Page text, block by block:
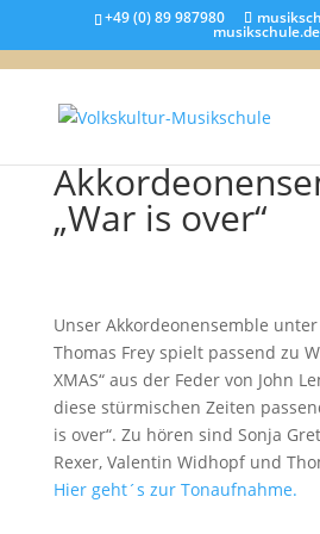
+49 (0) 89 987980
musikschule.de
„War is over“
Unser Akkordeonensemble
Thomas Frey spielt passend zu
XMAS“ aus der Feder von John
diese stürmischen Zeiten
is over“. Zu hören sind Sonja
Rexer, Valentin Widhopf und
Hier geht´s zur Tonaufnahme.